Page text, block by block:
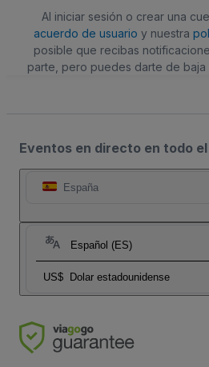
Al iniciar sesión o crear una
acuerdo de usuario y nuestra
posible que recibas
parte, pero puedes darte de baja
Eventos en directo en todo
España
Español (ES)
US$ Dolar estadounidense